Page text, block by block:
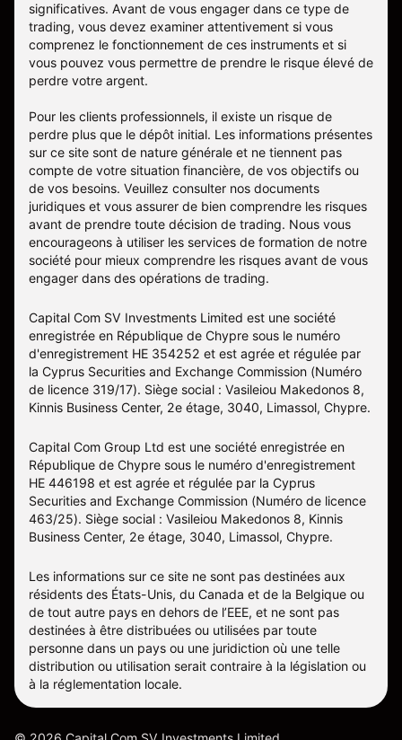
significatives. Avant de vous engager dans ce type de
trading, vous devez examiner attentivement si vous
comprenez le fonctionnement de ces instruments et si
vous pouvez vous permettre de prendre le risque élevé de
perdre votre argent.
Pour les clients professionnels, il existe un risque de
perdre plus que le dépôt initial. Les informations présentes
sur ce site sont de nature générale et ne tiennent pas
compte de votre situation financière, de vos objectifs ou
de vos besoins. Veuillez consulter nos documents
juridiques et vous assurer de bien comprendre les risques
avant de prendre toute décision de trading. Nous vous
encourageons à utiliser les services de formation de notre
société pour mieux comprendre les risques avant de vous
engager dans des opérations de trading.
Capital Com SV Investments Limited est une société
enregistrée en République de Chypre sous le numéro
d'enregistrement HE 354252 et est agrée et régulée par
la Cyprus Securities and Exchange Commission (Numéro
de licence 319/17). Siège social : Vasileiou Makedonos 8,
Kinnis Business Center, 2e étage, 3040, Limassol, Chypre.
Capital Com Group Ltd est une société enregistrée en
République de Chypre sous le numéro d'enregistrement
ΗΕ 446198 et est agrée et régulée par la Cyprus
Securities and Exchange Commission (Numéro de licence
463/25). Siège social : Vasileiou Makedonos 8, Kinnis
Business Center, 2e étage, 3040, Limassol, Chypre.
Les informations sur ce site ne sont pas destinées aux
résidents des États-Unis, du Canada et de la Belgique ou
de tout autre pays en dehors de l’EEE, et ne sont pas
destinées à être distribuées ou utilisées par toute
personne dans un pays ou une juridiction où une telle
distribution ou utilisation serait contraire à la législation ou
à la réglementation locale.